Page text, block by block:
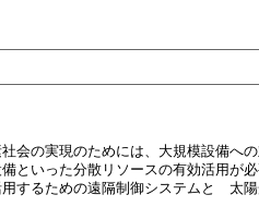
会の実現のためには、大規模設備へ
といった分散リソースの有効活用が
するための遠隔制御システムと 太陽